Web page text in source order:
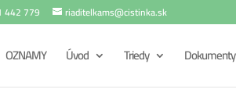
442 779 riaditelkams@cistinka.sk
OZNAMY Úvod Triedy Dokumenty